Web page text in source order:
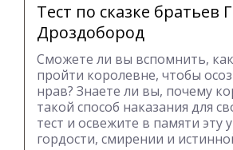
Тест по сказке братьев
Дроздобород
Сможете ли вы вспомнить,
пройти королевне, чтобы
нрав? Знаете ли вы, почему
такой способ наказания для
тест и освежите в памяти
гордости, смирении и